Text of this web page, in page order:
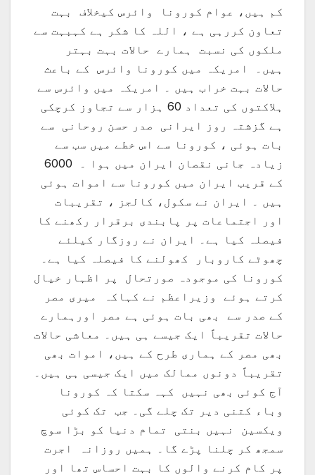
کم ہیں، عوام کورونا وائرس کیخلاف بہت
تعاون کررہی ہے ، اللہ کا شکر ہے کہبہت سے
ملکوں کی نسبت ہمارے حالات بہت بہتر
ہیں۔ امریکہ میں کورونا وائرس کے باعث
حالات بہت خراب ہیں ۔ امریکہ میں وائرس سے
ہلاکتوں کی تعداد 60 ہزار سے تجاوز کرچکی
ہے گزشتہ روز ایرانی صدر حسن روحانی سے
بات ہوئی ، کورونا سے اس خطے میں سب سے
کے قریب ایران میں کورونا سے اموات ہوئی
ہیں ۔ ایران نے سکول، کالجز ، تقریبات
اور اجتماعات پر پابندی برقرار رکھنے کا
فیصلہ کیا ہے۔ ایران نے روزگار کیلئے
چھوٹے کاروبار کھولنے کا فیصلہ کیا ہے۔
کورونا کی موجودہ صورتحال پر اظہار خیال
کرتے ہوئے وزیراعظم نے کہاکہ میری مصر
کے صدر سے بھی بات ہوئی ہے مصر اورہمارے
حالات تقریباً ایک جیسے ہی ہیں۔ معاشی حالات
بھی مصر کے ہماری طرح کے ہیں، اموات بھی
تقریباً دونوں ممالک میں ایک جیسی ہی ہیں۔
آج کوئی بھی نہیں کہہ سکتا کہ کورونا
وباء کتنی دیر تک چلے گی۔ جب تک کوئی
ویکسین نہیں بنتی تمام دنیا کو بڑا سوچ
سمجھ کر چلنا پڑے گا۔ ہمیں روزانہ اجرت
پر کام کرنے والوں کا بہت احساس تھا اور